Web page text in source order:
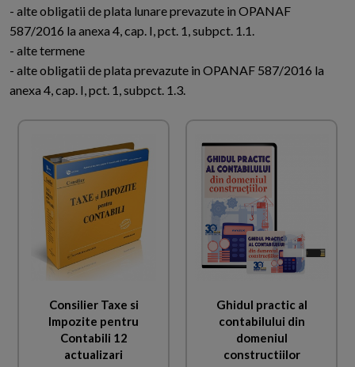
- alte obligatii de plata lunare prevazute in OPANAF
587/2016 la anexa 4, cap. I, pct. 1, subpct. 1.1.
- alte termene
- alte obligatii de plata prevazute in OPANAF 587/2016 la
anexa 4, cap. I, pct. 1, subpct. 1.3.
Consilier Taxe si
Impozite pentru
Contabili 12
actualizari
Ghidul practic al
contabilului din
domeniul
constructiilor